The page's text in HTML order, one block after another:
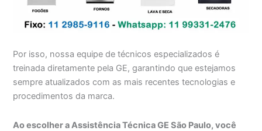
Por isso, nossa equipe de técnicos especializados é
treinada diretamente pela GE, garantindo que estejamos
sempre atualizados com as mais recentes tecnologias e
procedimentos da marca.
Ao escolher a Assistência Técnica GE São Paulo, você